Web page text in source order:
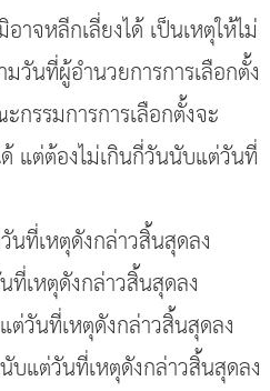
จหลีกเลี่ยงได้ เป็นเหตุให้ไม่
วันที่ผู้อำนวยการการเลือกตั้ง
รรมการการเลือกตั้งจะ
แต่ต้องไม่เกินกี่วันนับแต่วันที่
ที่เหตุดังกล่าวสิ้นสุดลง
เหตุดังกล่าวสิ้นสุดลง
วันที่เหตุดังกล่าวสิ้นสุดลง
แต่วันที่เหตุดังกล่าวสิ้นสุดลง